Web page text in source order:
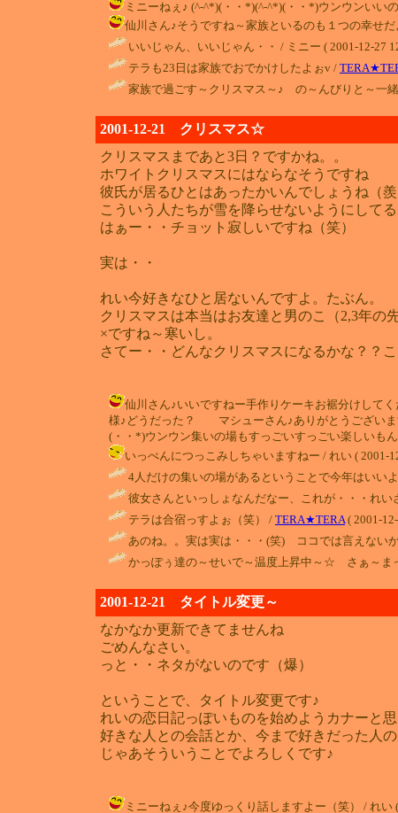
ミニーねぇ♪ (^-^*)(・・*)(^-^*)(・・*)ウンウンいい
仙川さん♪そうですね～家族といるのも１つの幸せ
いいじゃん、いいじゃん・・ / ミニー ( 2001-12-27
テラも23日は家族でおでかけしたよぉv /
家族で過ごす～クリスマス～♪ の～んびりと～一
2001-12-21 クリスマス☆
クリスマスまであと3日？ですかね。。
ホワイトクリスマスにはならなそうですね
彼氏が居るひとはあったかいんでしょうね（羨
こういう人たちが雪を降らせないようにして
はぁー・・チョット寂しいですね（笑）
実は・・
れい今好きなひと居ないんですよ。たぶん。
クリスマスは本当はお友達と男のこ（2,3年の
×ですね～寒いし。
さてー・・どんなクリスマスになるかな？？
仙川さん♪いいですねー手作りケーキお裾分けし
様♪どうだった？ マシューさん♪ありがとうござい
(・・*)ウンウン集いの場もすっごいすっごい楽しいも
いっぺんにつっこみしちゃいますねー / れい ( 2001-
4人だけの集いの場があるということで今年はいい
彼女さんといっしょなんだなー、これが・・・れ
テラは合宿っすよぉ（笑） / TERA★TERA ( 2001-
あのね。。実は実は・・・(笑) ココでは言えない
かっぽぅ達の～せいで～温度上昇中～☆ さぁ～
2001-12-21 タイトル変更～
なかなか更新できてませんね
ごめんなさい。
っと・・ネタがないのです（爆）
ということで、タイトル変更です♪
れいの恋日記っぽいものを始めようカナーと
好きな人との会話とか、今まで好きだった人の
じゃあそういうことでよろしくです♪
ミニーねぇ♪今度ゆっくり話しますよー（笑） / れい